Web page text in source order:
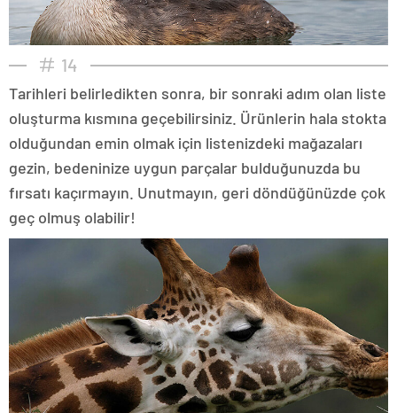
14
Tarihleri belirledikten sonra, bir sonraki adım olan liste
oluşturma kısmına geçebilirsiniz. Ürünlerin hala stokta
olduğundan emin olmak için listenizdeki mağazaları
gezin, bedeninize uygun parçalar bulduğunuzda bu
fırsatı kaçırmayın. Unutmayın, geri döndüğünüzde çok
geç olmuş olabilir!